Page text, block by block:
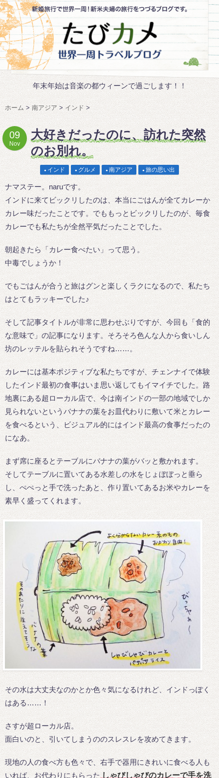
年末年始は音楽の都ウィーンで過ごします！！
ホーム >南アジア > インド >
09
Nov
大好きだったのに、訪れた突然
のお別れ。
インド グルメ 南アジア 旅の思い出
ナマステー。naruです。
インドに来てビックリしたのは、本当にごはんが全てカレーか
カレー味だったことです。でももっとビックリしたのが、毎食
カレーでも私たちが全然平気だったことでした。
朝起きたら「カレー食べたい」って思う。
中毒でしょうか！
でもごはんが合うと旅はグンと楽しくラクになるので、私たち
はとてもラッキーでした♪
そして記事タイトルが非常に思わせぶりですが、今回も「食的
な意味で」の記事になります。そろそろ色んな人から食いしん
坊のレッテルを貼られそうですね……。
カレーには基本ポジティブな私たちですが、チェンナイで体験
したインド最初の食事はいま思い返してもイマイチでした。路
地裏にある超ローカル店で、今は南インドの一部の地域でしか
見られないというバナナの葉をお皿代わりに敷いて米とカレー
を食べるという、ビジュアル的にはインド最高の食事だったの
になあ。
まず席に座るとテーブルにバナナの葉がバッと敷かれます。
そしてテーブルに置いてある水差しの水をじょぼぼっと垂ら
し、ぺぺっと手で洗ったあと、作り置いてあるお米やカレーを
素早く盛ってくれます。
その水は大丈夫なのかとか色々気になるけれど、インドっぽく
はある……！
さすが超ローカル店。
面白いのと、引いてしまうののスレスレを攻めてきます。
現地の人の食べ方も色々で、右手で器用にきれいに食べる人も
いれば、お代わりにもらった しゃびしゃびのカレーで手を洗